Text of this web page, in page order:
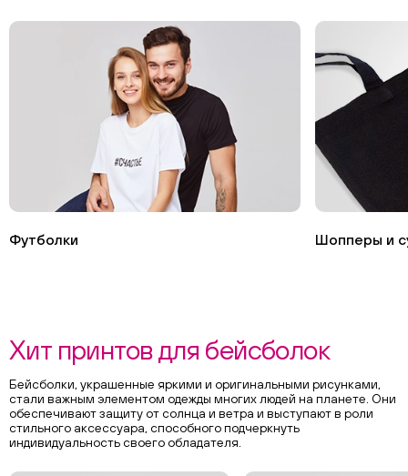
Футболки Шопперы и
Хит принтов для бейсболок
Бейсболки, украшенные яркими и оригинальными рисунками,
стали важным элементом одежды многих людей на планете. Они
обеспечивают защиту от солнца и ветра и выступают в роли
стильного аксессуара, способного подчеркнуть
индивидуальность своего обладателя.